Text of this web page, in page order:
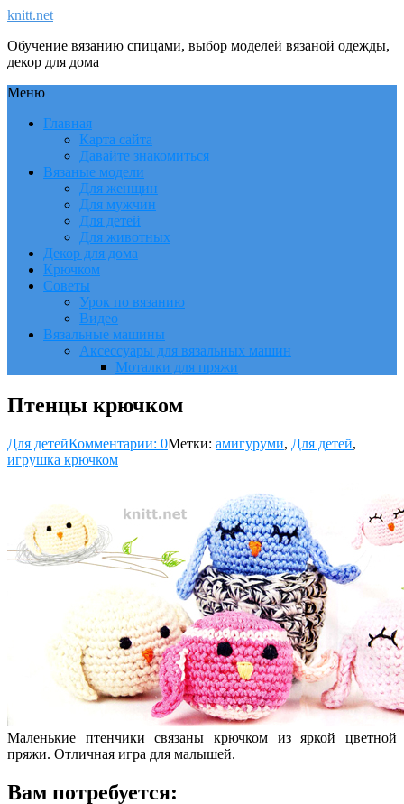
knitt.net
Обучение вязанию спицами, выбор моделей вязаной одежды,
декор для дома
Меню
Главная
Карта сайта
Давайте знакомиться
Вязаные модели
Для женщин
Для мужчин
Для детей
Для животных
Декор для дома
Крючком
Советы
Урок по вязанию
Видео
Вязальные машины
Аксессуары для вязальных машин
Моталки для пряжи
Птенцы крючком
Для детейКомментарии: 0Метки: амигуруми, Для детей,
игрушка крючком
Маленькие птенчики связаны крючком из яркой цветной
пряжи. Отличная игра для малышей.
Вам потребуется: